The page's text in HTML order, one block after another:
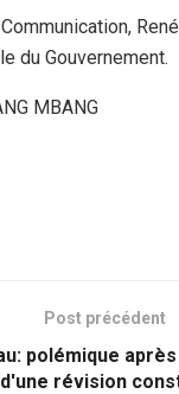
du Gouvernement.
MBANG
Post précédent
polémique
révision